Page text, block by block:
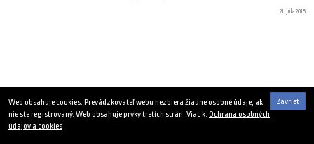
21. júla 2018
Zavrieť
Web obsahuje cookies. Prevádzkovateľ webu nezbiera žiadne osobné údaje, ak
nie ste registrovaný. Web obsahuje prvky tretích strán. Viac k: Ochrana osobných
údajov a cookies